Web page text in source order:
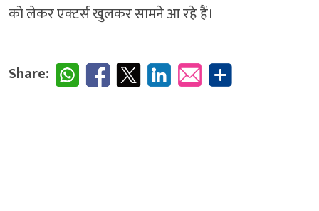
को लेकर एक्टर्स खुलकर सामने आ रहे हैं।
Share: